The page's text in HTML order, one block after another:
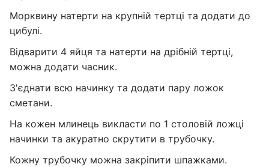
Морквину натерти на крупній тертці та додати до
цибулі.
Відварити 4 яйця та натерти на дрібній тертці,
можна додати часник.
З'єднати всю начинку та додати пару ложок
сметани.
На кожен млинець викласти по 1 столовій ложці
начинки та акуратно скрутити в трубочку.
Кожну трубочку можна закріпити шпажками.